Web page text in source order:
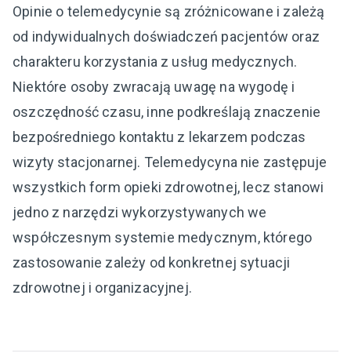
Opinie o telemedycynie są zróżnicowane i zależą
od indywidualnych doświadczeń pacjentów oraz
charakteru korzystania z usług medycznych.
Niektóre osoby zwracają uwagę na wygodę i
oszczędność czasu, inne podkreślają znaczenie
bezpośredniego kontaktu z lekarzem podczas
wizyty stacjonarnej. Telemedycyna nie zastępuje
wszystkich form opieki zdrowotnej, lecz stanowi
jedno z narzędzi wykorzystywanych we
współczesnym systemie medycznym, którego
zastosowanie zależy od konkretnej sytuacji
zdrowotnej i organizacyjnej.